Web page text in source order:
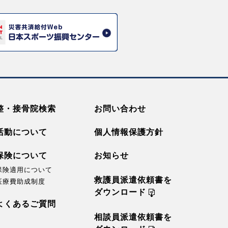
・接骨院検索
動について
険について
険適用について
療費助成制度
くあるご質問
お問い合わせ
個人情報保護方針
お知らせ
救護員派遣依頼書を
ダウンロード
相談員派遣依頼書を